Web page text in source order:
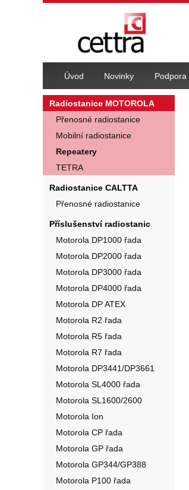
Radiostanice MOTOROLA
Přenosné radiostanice
Mobilní radiostanice
Repeatery
TETRA
Radiostanice CALTTA
Přenosné radiostanice
Příslušenství radiostanic
Motorola DP1000 řada
Motorola DP2000 řada
Motorola DP3000 řada
Motorola DP4000 řada
Motorola DP ATEX
Motorola R2 řada
Motorola R5 řada
Motorola R7 řada
Motorola DP3441/DP3661
Motorola SL4000 řada
Motorola SL1600/2600
Motorola Ion
Motorola CP řada
Motorola GP řada
Motorola GP344/GP388
Motorola P100 řada
Navigace
Úvod Novinky Podpora